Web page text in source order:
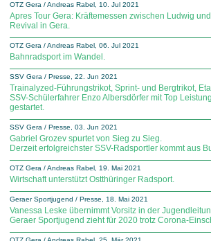
OTZ Gera / Andreas Rabel, 10. Jul 2021
Apres Tour Gera: Kräftemessen zwischen Ludwig
Revival in Gera.
OTZ Gera / Andreas Rabel, 06. Jul 2021
Bahnradsport im Wandel.
SSV Gera / Presse, 22. Jun 2021
Trainalyzed-Führungstrikot, Sprint- und Bergtrikot,
SSV-Schülerfahrer Enzo Albersdörfer mit Top
gestartet.
SSV Gera / Presse, 03. Jun 2021
Gabriel Grozev spurtet von Sieg zu Sieg.
Derzeit erfolgreichster SSV-Radsportler kommt aus
OTZ Gera / Andreas Rabel, 19. Mai 2021
Wirtschaft unterstützt Ostthüringer Radsport.
Geraer Sportjugend / Presse, 18. Mai 2021
Vanessa Leske übernimmt Vorsitz in der
Geraer Sportjugend zieht für 2020 trotz Corona-